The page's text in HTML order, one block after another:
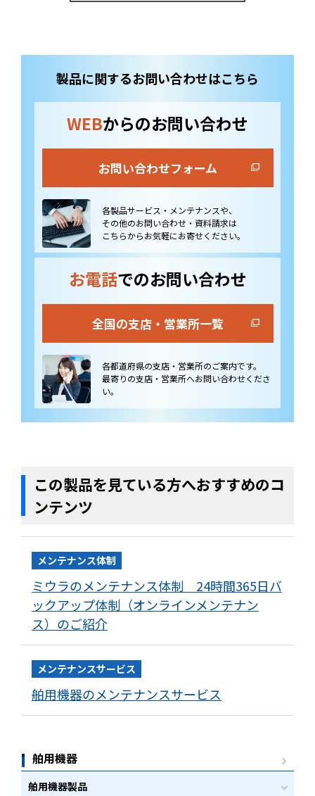
製品に関するお問い合わせはこちら
WEBからのお問い合わせ
お問い合わせフォーム
各製品サービス・メンテナンスや、
その他のお問い合わせ・資料請求は
こちらからお気軽にお寄せください。
お電話でのお問い合わせ
全国の支店・営業所一覧
各都道府県の支店・営業所のご案内です。
最寄りの支店・営業所へお問い合わせくださ
い。
この製品を見ている方へおすすめのコ
ンテンツ
メンテナンス体制
ミウラのメンテナンス体制 24時間365日バ
ックアップ体制（オンラインメンテナン
ス）のご紹介
メンテナンスサービス
舶用機器のメンテナンスサービス
舶用機器
舶用機器製品